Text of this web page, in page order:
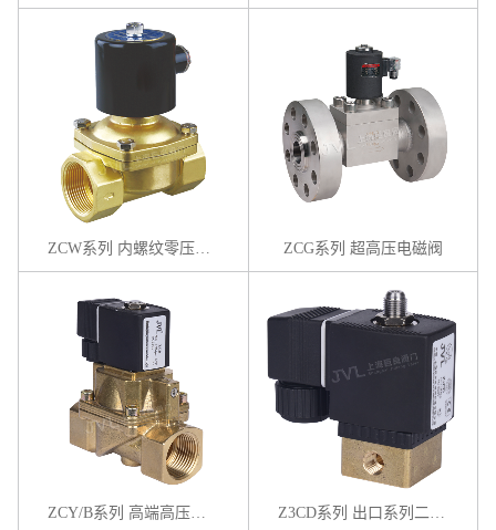
ZCW系列 内螺纹零压启动膜片电磁阀 ZCG系列 超高压电磁阀